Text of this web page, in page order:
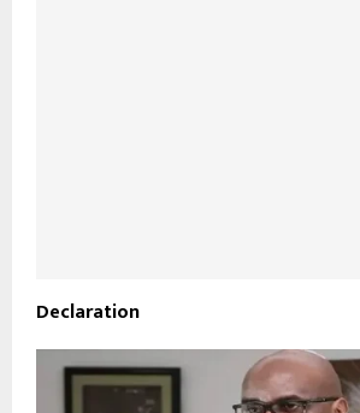
Declaration